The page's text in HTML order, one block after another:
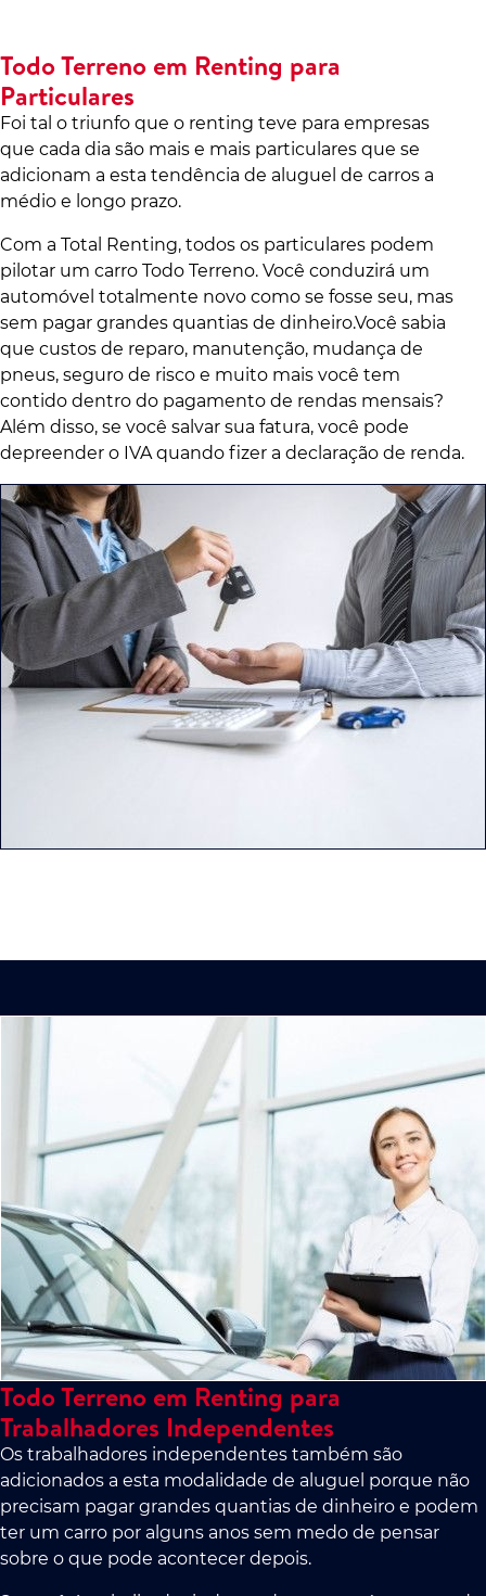
Todo Terreno em Renting para
Particulares
Foi tal o triunfo que o renting teve para empresas
que cada dia são mais e mais particulares que se
adicionam a esta tendência de aluguel de carros a
médio e longo prazo.
Com a Total Renting, todos os particulares podem
pilotar um carro Todo Terreno. Você conduzirá um
automóvel totalmente novo como se fosse seu, mas
sem pagar grandes quantias de dinheiro.Você sabia
que custos de reparo, manutenção, mudança de
pneus, seguro de risco e muito mais você tem
contido dentro do pagamento de rendas mensais?
Além disso, se você salvar sua fatura, você pode
depreender o IVA quando fizer a declaração de renda.
Todo Terreno em Renting para
Trabalhadores Independentes
Os trabalhadores independentes também são
adicionados a esta modalidade de aluguel porque não
precisam pagar grandes quantias de dinheiro e podem
ter um carro por alguns anos sem medo de pensar
sobre o que pode acontecer depois.